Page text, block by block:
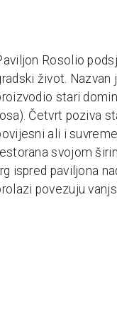
Rosolio
život.
stari
Četvrt poziva
ali i
svojom
ispred paviljona
povezuju